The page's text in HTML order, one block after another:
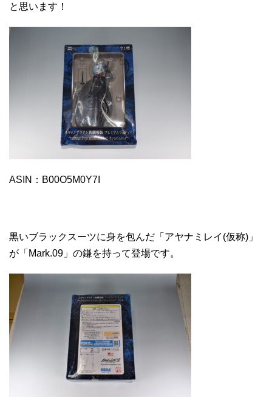
と思います！
ASIN：B00O5M0Y7I
黒いブラックスーツに身を包んだ「アヤナミレイ(仮称)」
が「Mark.09」の鎌を持って登場です。